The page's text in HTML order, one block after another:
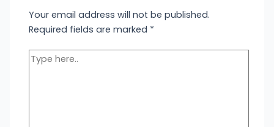
Your email address will not be published.
Required fields are marked *
Type